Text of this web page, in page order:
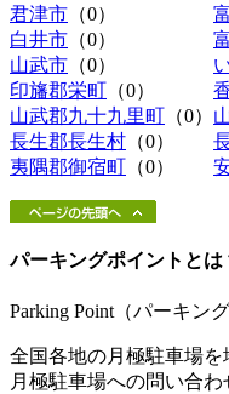
君津市 （0）
白井市 （0）
山武市 （0）
印旛郡栄町 （0）
山武郡九十九里町 （0）
長生郡長生村 （0）
夷隅郡御宿町 （0）
パーキングポイントとは
Parking Point（パーキン
全国各地の月極駐車場を
月極駐車場への問い合